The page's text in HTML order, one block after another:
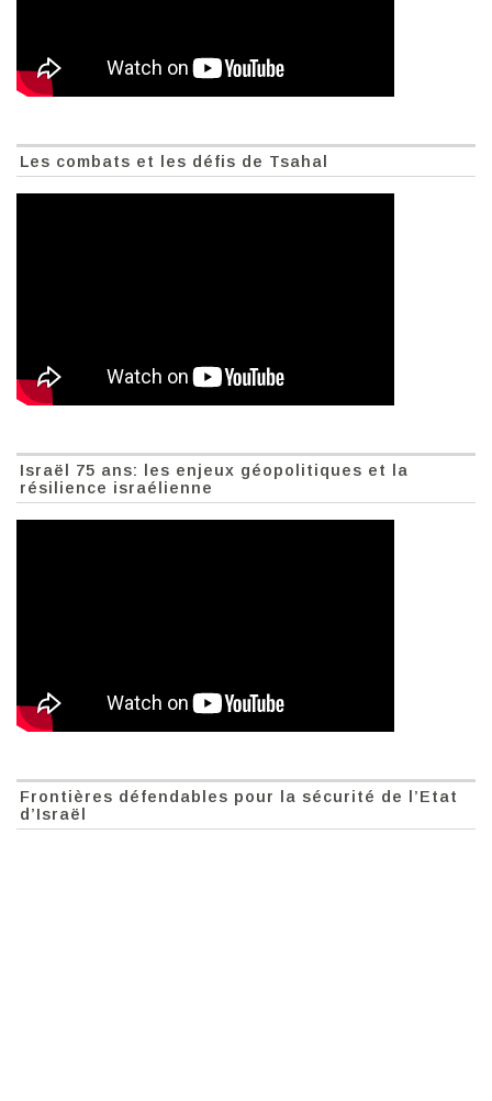
Les combats et les défis de Tsahal
Israël 75 ans: les enjeux géopolitiques et la
résilience israélienne
Frontières défendables pour la sécurité de l’Etat
d’Israël